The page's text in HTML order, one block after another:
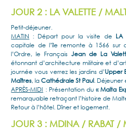
JOUR 2 : LA VALETTE /
Petit-déjeuner.
MATIN : Départ pour la visite de LA
capitale de l’île remonte à 1566 sur
l’Ordre, le FrançaisJean de La
étonnant d’architecture militaire et
journée vous verrez les jardins d’Upper
Maîtres, laCathédrale St Paul. Déjeuner
APRÈS-MIDI : Présentation du « Malta
remarquable retraçant l’histoire de
Retour à l’hôtel. Dîner et logement.
JOUR 3 : MDINA / RABAT /